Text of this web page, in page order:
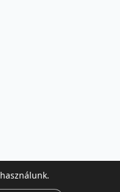
használunk.